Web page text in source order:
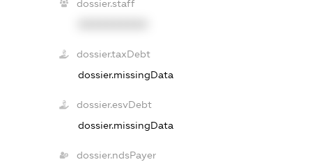
dossier.staff
dossier.taxDebt
dossier.missingData
dossier.esvDebt
dossier.missingData
dossier.ndsPayer